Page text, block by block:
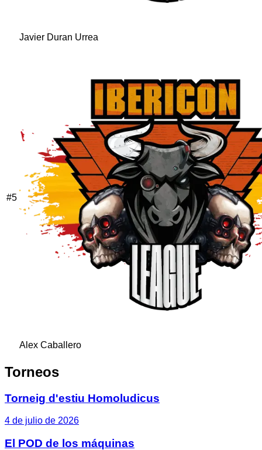
Javier Duran Urrea
#5
Alex Caballero
Torneos
Torneig d'estiu Homoludicus
4 de julio de 2026
El POD de los máquinas